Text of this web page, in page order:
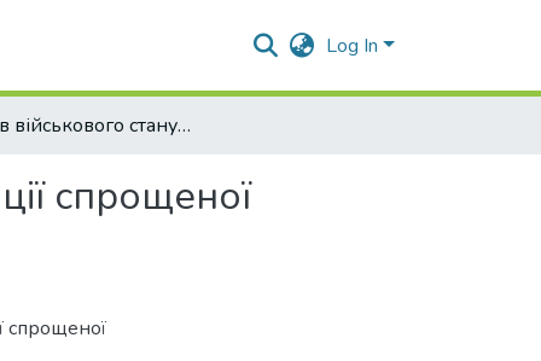
Log In
Вплив військового стану на податкові трансформації спрощеної системи оподаткування
спрощеної
спрощеної